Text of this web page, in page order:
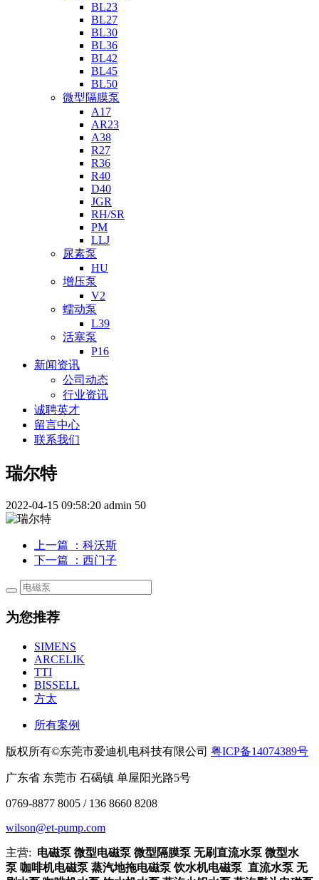
BL23
BL27
BL30
BL36
BL42
BL45
BL50
微型隔膜泵
A17
AR23
A38
R27
R36
R40
D40
JGR
RH/SR
PM
LLJ
尿素泵
HU
增压泵
V2
蠕动泵
L39
活塞泵
P16
新闻资讯
公司动态
行业资讯
诚聘英才
留言中心
联系我们
瑞尔特
2022-04-15 09:58:20 admin 50
上一篇
：科沃斯
下一篇
：西门子
为您推荐
SIMENS
ARCELIK
TTI
BISSELL
方太
所有案例
版权所有©东莞市爱迪机电科技有限公司 粤ICP备14074389号
广东省 东莞市 石碣镇 单屋阳光路5号
0769-8877 8005 / 136 8660 8208
wilson@et-pump.com
主营: 电磁泵 微型电磁泵 微型隔膜泵 无刷直流水泵 微型水
泵 咖啡机电磁泵 蒸汽地拖电磁泵 饮水机电磁泵 直流水泵 无